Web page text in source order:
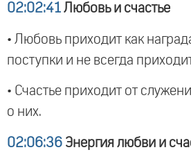
02:02:41 Любовь и счастье
• Любовь приходит как
поступки и не всегда
• Счастье приходит от
о них.
02:06:36 Энергия любви и